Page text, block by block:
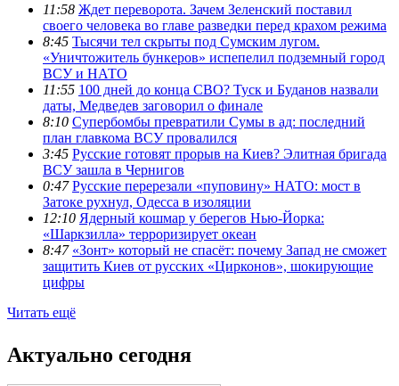
11:58 Ждет переворота. Зачем Зеленский поставил
своего человека во главе разведки перед крахом режима
8:45 Тысячи тел скрыты под Сумским лугом.
«Уничтожитель бункеров» испепелил подземный город
ВСУ и НАТО
11:55 100 дней до конца СВО? Туск и Буданов назвали
даты, Медведев заговорил о финале
8:10 Супербомбы превратили Сумы в ад: последний
план главкома ВСУ провалился
3:45 Русские готовят прорыв на Киев? Элитная бригада
ВСУ зашла в Чернигов
0:47 Русские перерезали «пуповину» НАТО: мост в
Затоке рухнул, Одесса в изоляции
12:10 Ядерный кошмар у берегов Нью-Йорка:
«Шаркзилла» терроризирует океан
8:47 «Зонт» который не спасёт: почему Запад не сможет
защитить Киев от русских «Цирконов», шокирующие
цифры
Читать ещё
Актуально сегодня